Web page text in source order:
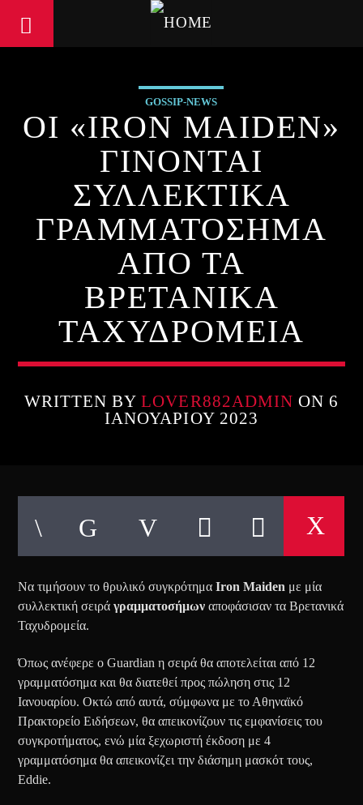
GOSSIP-NEWS
ΟΙ «IRON MAIDEN»
ΓΙΝΟΝΤΑΙ
ΣΥΛΛΕΚΤΙΚΑ
ΓΡΑΜΜΑΤΟΣΗΜΑ
ΑΠΟ ΤΑ
ΒΡΕΤΑΝΙΚΑ
ΤΑΧΥΔΡΟΜΕΙΑ
WRITTEN BYLOVER882ADMIN ON 6
ΙΑΝΟΥΑΡΊΟΥ 2023
Να τιμήσουν το θρυλικό συγκρότημαIron Maiden με μία
συλλεκτική σειράγραμματοσήμωναποφάσισαν τα Βρετανικά
Ταχυδρομεία.
Όπως ανέφερε ο Guardian η σειρά θα αποτελείται από 12
γραμματόσημα και θα διατεθεί προς πώληση στις 12
Ιανουαρίου. Οκτώ από αυτά, σύμφωνα με το Αθηναϊκό
Πρακτορείο Ειδήσεων, θα απεικονίζουν τις εμφανίσεις του
συγκροτήματος, ενώ μία ξεχωριστή έκδοση με 4
γραμματόσημα θα απεικονίζει την διάσημη μασκότ τους,
Eddie.